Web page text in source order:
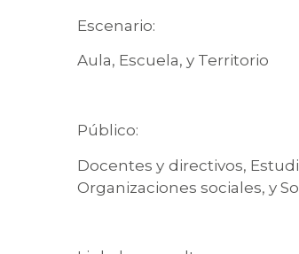
Escenario:
Aula, Escuela, y Territorio
Público:
Docentes y directivos,
Organizaciones sociales, y